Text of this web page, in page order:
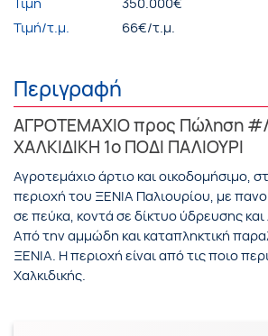
Τιμή/τ.μ.
66€/τ.μ.
Περιγραφή
ΑΓΡΟΤΕΜΑΧΙΟ προς Πώληση
ΧΑΛΚΙΔΙΚΗ 1ο ΠΟΔΙ ΠΑΛΙΟΥΡΙ
Αγροτεμάχιο άρτιο και οικοδομήσιμο,
περιοχή του ΞΕΝΙΑ Παλιουρίου, με
σε πεύκα, κοντά σε δίκτυο ύδρευσης
Από την αμμώδη και καταπληκτική
ΞΕΝΙΑ. Η περιοχή είναι από τις ποιο
Χαλκιδικής.